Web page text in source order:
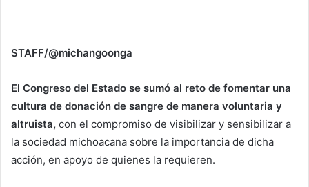
STAFF/@michangoonga
El Congreso del Estado se sumó al reto de fomentar una
cultura de donación de sangre de manera voluntaria y
altruista, con el compromiso de visibilizar y sensibilizar a
la sociedad michoacana sobre la importancia de dicha
acción, en apoyo de quienes la requieren.